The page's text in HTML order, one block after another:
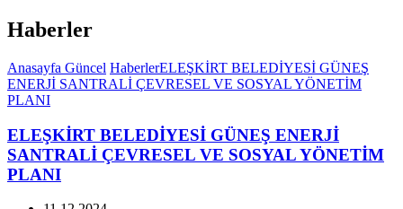
Haberler
Anasayfa Güncel HaberlerELEŞKİRT BELEDİYESİ GÜNEŞ
ENERJİ SANTRALİ ÇEVRESEL VE SOSYAL YÖNETİM
PLANI
ELEŞKİRT BELEDİYESİ GÜNEŞ ENERJİ
SANTRALİ ÇEVRESEL VE SOSYAL YÖNETİM
PLANI